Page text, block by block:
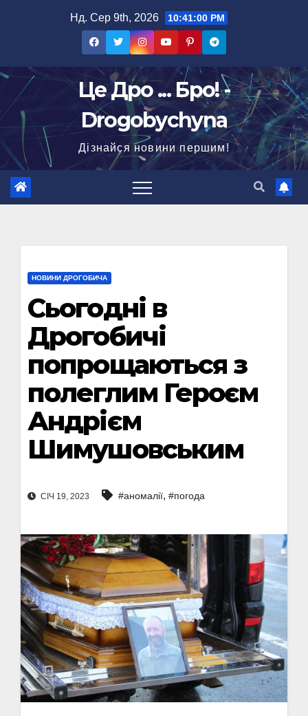
Нд. Сер 9th, 2026 10:41:01 PM
Це Дро ... Бро! -
Drogobychyna
Дізнайся новини першим!
НОВИНИ ДРОГОБИЧА
Сьогодні в
Дрогобичі
попрощаються з
полеглим Героєм
Андрієм
Шимушовським
СІЧ 19, 2023 #аномалії, #погода